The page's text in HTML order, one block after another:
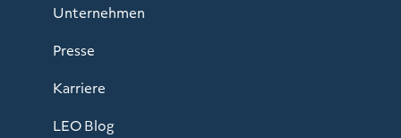
Unternehmen
Presse
Karriere
LEO Blog